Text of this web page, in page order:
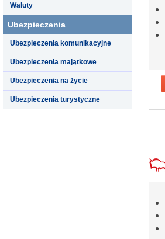
Waluty
Ubezpieczenia
Ubezpieczenia komunikacyjne
Ubezpieczenia majątkowe
Ubezpieczenia na życie
Ubezpieczenia turystyczne